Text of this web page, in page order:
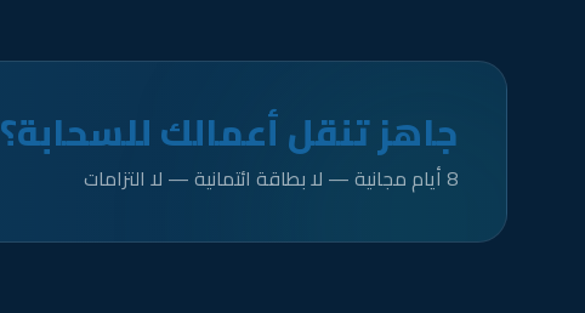
جاهز تنقل أعمالك للسحابة؟
8 أيام مجانية — لا بطاقة ائتمانية — لا التزامات